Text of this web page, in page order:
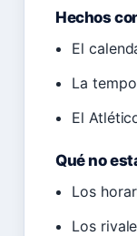
Hechos
El
La
El
Qué no
Los
Los